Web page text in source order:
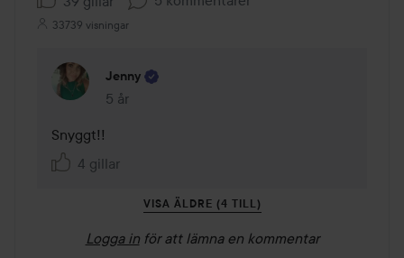
33739 visningar
Jenny
5 år
Kommentaren lades 5 år
Snyggt!!
4 gillar
VISA ÄLDRE (4 TILL)
Logga in för att lämna en kommentar